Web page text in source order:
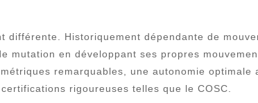
Historiquement dépendante de
mutation en développant ses propres
remarquables, une autonomie optimale
rigoureuses telles que le COSC.